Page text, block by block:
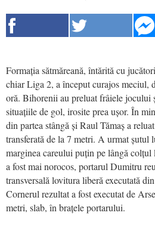
Formația sătmăreană, întărită cu
chiar Liga 2, a început curajos meciul,
oră. Bihorenii au preluat frâiele jocului
situațiile de gol, irosite prea ușor. În
din partea stângă și Raul Tămaș a
transferată de la 7 metri. A urmat șutul
marginea careului puțin pe lângă
a fost mai norocos, portarul Dumitru
transversală lovitura liberă executată
Cornerul rezultat a fost executat de
metri, slab, în brațele portarului.